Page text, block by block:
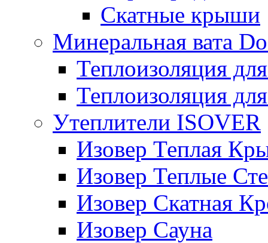
Скатные крыши
Минеральная вата
Теплоизоляция
Теплоизоляция
Утеплители ISOVER
Изовер Теплая
Изовер Теплые
Изовер Скатная
Изовер Сауна